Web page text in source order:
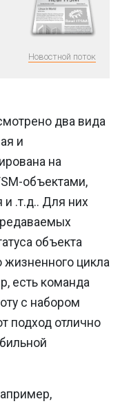
Новостной поток
два вида
и
на
объектами,
и .т.д.. Для них
объекта
жизненного цикла
есть команда
с набором
подход отлично